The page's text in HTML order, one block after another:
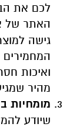
לכם את
האתר של
גישה
המחמירים
ואיכות
מהיר
מומחיות
שיודע